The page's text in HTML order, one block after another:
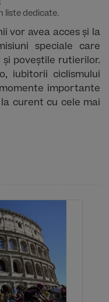
liste dedicate.
vor avea acces și la
speciale care
poveștile rutierilor.
iubitorii ciclismului
importante
curent cu cele mai